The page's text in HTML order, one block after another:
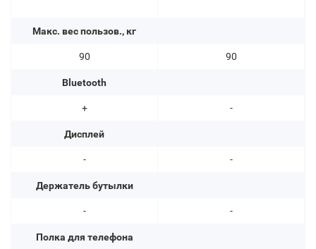
Макс. вес пользов., кг
90
Bluetooth
+
Дисплей
-
Держатель бутылки
-
Полка для телефона
90
-
-
-